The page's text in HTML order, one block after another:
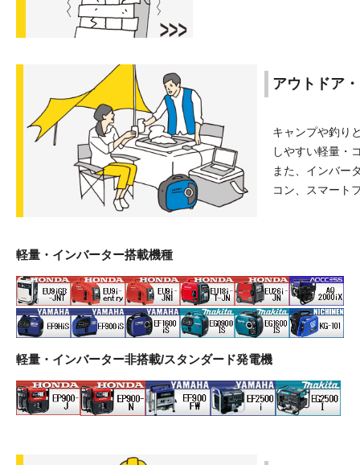
アウトドア
キャンプや釣り
しやすい軽量・
また、インバー
コン、スマート
軽量・インバーター搭載機種
軽量・インバーター非搭載/スタンダード発電機